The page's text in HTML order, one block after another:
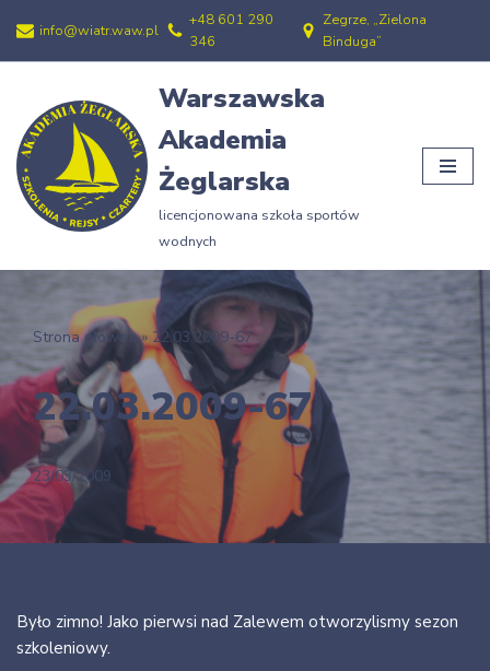
Przejdź
treści
info@wiatr.waw.pl
+48 601 290
346
Zegrze, „Zielona
Binduga”
Warszawska
Akademia
Żeglarska
licencjonowana szkoła sportów
wodnych
Strona główna» 22.03.2009-67
22.03.2009-67
23/03/2009
Było zimno! Jako pierwsi nad Zalewem otworzylismy sezon
szkoleniowy.